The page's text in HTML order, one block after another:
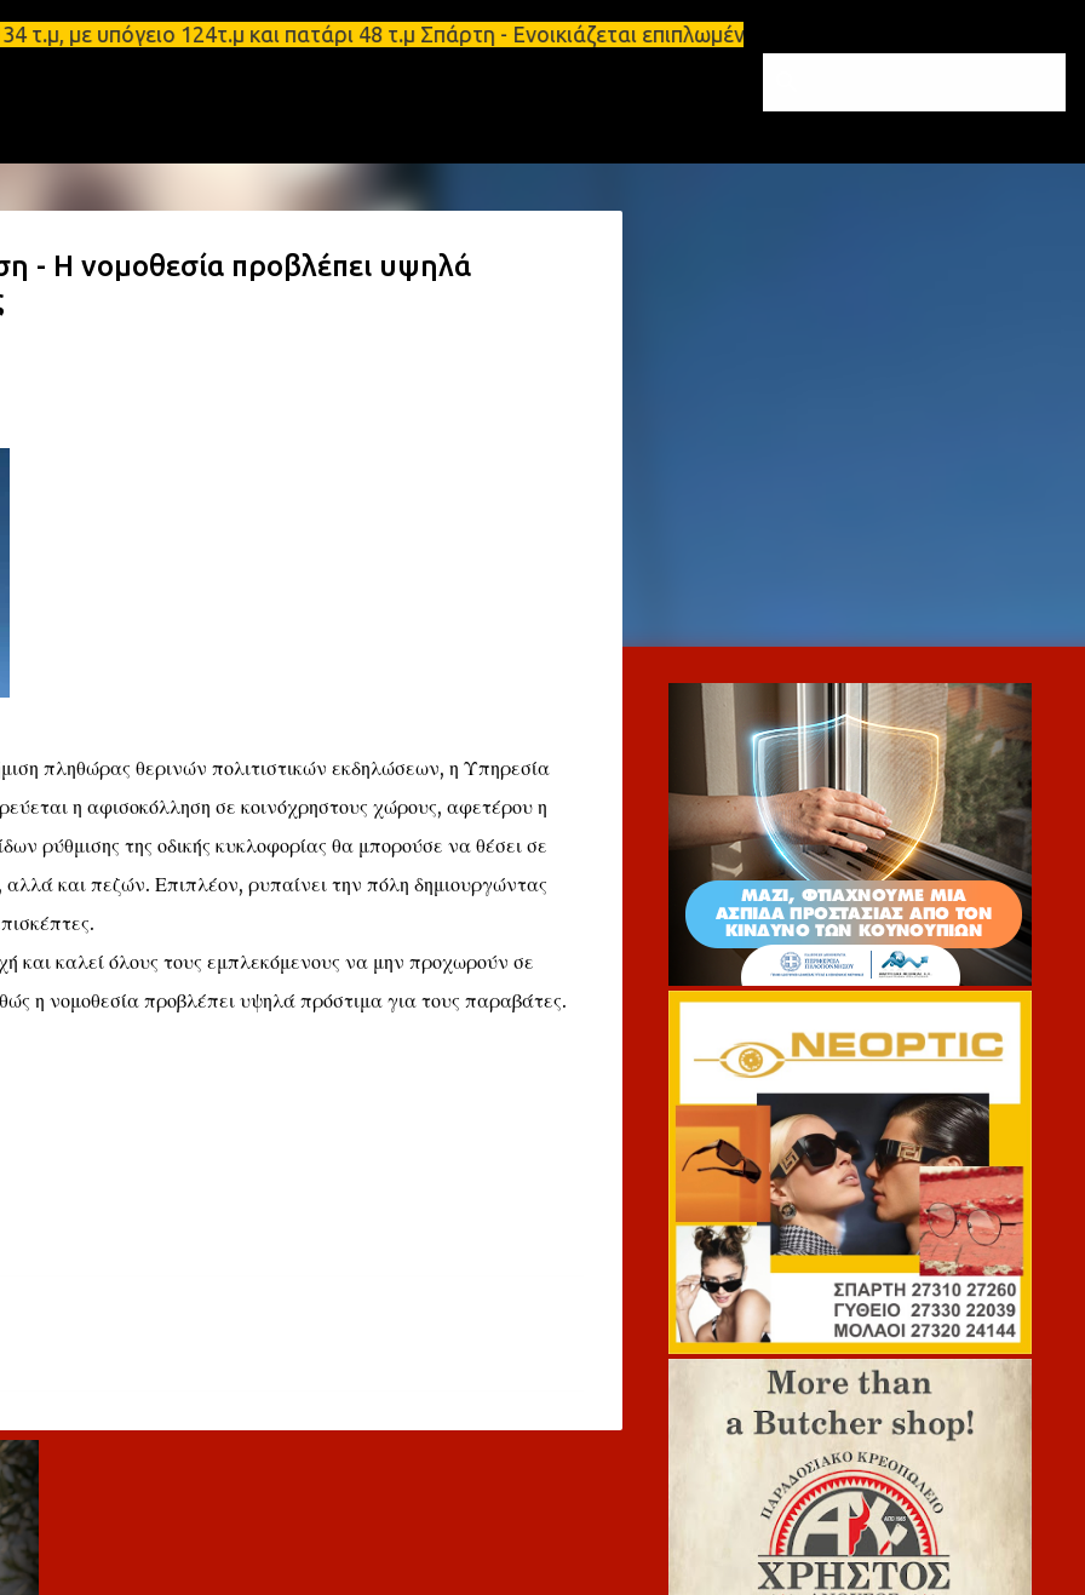
Μετάβαση στο κύριο περιεχόμενο
υπόγειο 124τ.μ και πατάρι 48 τ.μ Σπάρτη - Ενοικιάζεται επιπλωμένο διαμέρισμα 65τ.μ
- Η νομοθεσία προβλέπει υψηλά
πληθώρας θερινών πολιτιστικών εκδηλώσεων, η Υπηρεσία
η αφισοκόλληση σε κοινόχρηστους χώρους, αφετέρου η
ρύθμισης της οδικής κυκλοφορίας θα μπορούσε να θέσει σε
και πεζών. Επιπλέον, ρυπαίνει την πόλη δημιουργώντας
και καλεί όλους τους εμπλεκόμενους να μην προχωρούν σε
η νομοθεσία προβλέπει υψηλά πρόστιμα για τους παραβάτες.